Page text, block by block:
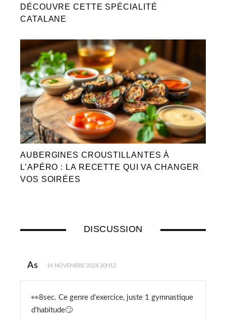
DÉCOUVRE CETTE SPÉCIALITÉ
CATALANE
AUBERGINES CROUSTILLANTES À
L’APÉRO : LA RECETTE QUI VA CHANGER
VOS SOIRÉES
DISCUSSION
As 14 NOVEMBRE 2024 20H12
👀8sec. Ce genre d’exercice, juste 1 gymnastique
d’habitude🙄